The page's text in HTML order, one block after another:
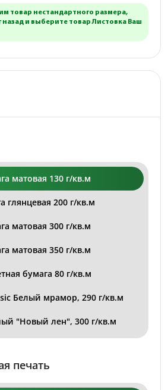
товар нестандартного размера,
назад и выберите товар Листовка Ваш
матовая 130 г/кв.м
глянцевая 200 г/кв.м
матовая 300 г/кв.м
матовая 350 г/кв.м
бумага 80 г/кв.м
Белый мрамор, 290 г/кв.м
"Новый лен", 300 г/кв.м
печать